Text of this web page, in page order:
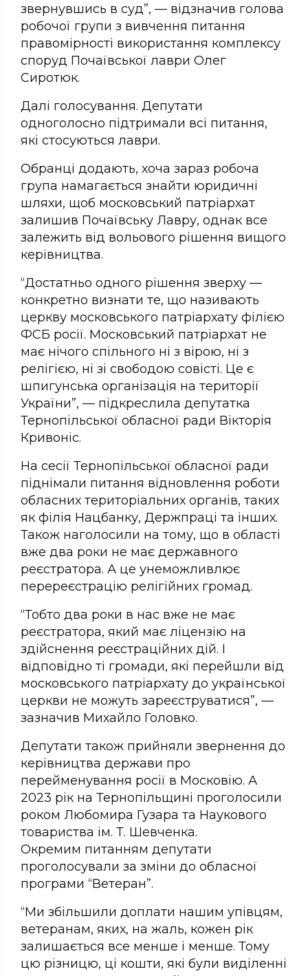
звернувшись в суд”, — відзначив голова
робочої групи з вивчення питання
правомірності використання комплексу
споруд Почаївської лаври Олег
Сиротюк.
Далі голосування. Депутати
одноголосно підтримали всі питання,
які стосуються лаври.
Обранці додають, хоча зараз робоча
група намагається знайти юридичні
шляхи, щоб московський патріархат
залишив Почаївську Лавру, однак все
залежить від вольового рішення вищого
керівництва.
“Достатньо одного рішення зверху —
конкретно визнати те, що називають
церкву московського патріархату філією
ФСБ росії. Московський патріархат не
має нічого спільного ні з вірою, ні з
релігією, ні зі свободою совісті. Це є
шпигунська організація на території
України”, — підкреслила депутатка
Тернопільської обласної ради Вікторія
Кривоніс.
На сесії Тернопільської обласної ради
піднімали питання відновлення роботи
обласних територіальних органів, таких
як філія Нацбанку, Держпраці та інших.
Також наголосили на тому, що в області
вже два роки не має державного
реєстратора. А це унеможливлює
перереєстрацію релігійних громад.
“Тобто два роки в нас вже не має
реєстратора, який має ліцензію на
здійснення реєстраційних дій. І
відповідно ті громади, які перейшли від
московського патріархату до української
церкви не можуть зареєструватися”, —
зазначив Михайло Головко.
Депутати також прийняли звернення до
керівництва держави про
перейменування росії в Московію. А
2023 рік на Тернопільщині проголосили
роком Любомира Гузара та Наукового
товариства ім. Т. Шевченка.
Окремим питанням депутати
проголосували за зміни до обласної
програми “Ветеран”.
“Ми збільшили доплати нашим упівцям,
ветеранам, яких, на жаль, кожен рік
залишається все менше і менше. Тому
цю різницю, ці кошти, які були виділенні